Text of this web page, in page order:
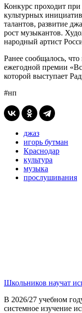
Конкурс проходит при
культурных
талантов, развитие
рост музыкантов.
народный артист
Ранее сообщалось,
ежегодной премии
которой выступает
#нп
джаз
игорь бутман
Краснодар
культура
музыка
прослушивания
Школьников научат
В 2026/27 учебном
системное изучение